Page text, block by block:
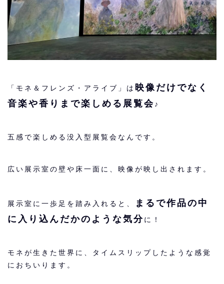
「モネ＆フレンズ・アライブ」は 映像だけでなく
音楽や香りまで楽しめる展覧会♪
五感で楽しめる没入型展覧会なんです。
広い展示室の壁や床一面に、映像が映し出されます。
展示室に一歩足を踏み入れると、
まるで作品の中
に入り込んだかのような気分に！
モネが生きた世界に、タイムスリップしたような感覚
におちいります。